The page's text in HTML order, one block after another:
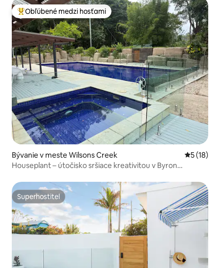
Najobľúbenejšie medzi hosťami
Obľúbené medzi hosťami
Bývanie v meste Wilsons Creek
5 (18)
Houseplant – útočisko sršiace kreativitou v Byron
Superhostiteľ
Superhostiteľ